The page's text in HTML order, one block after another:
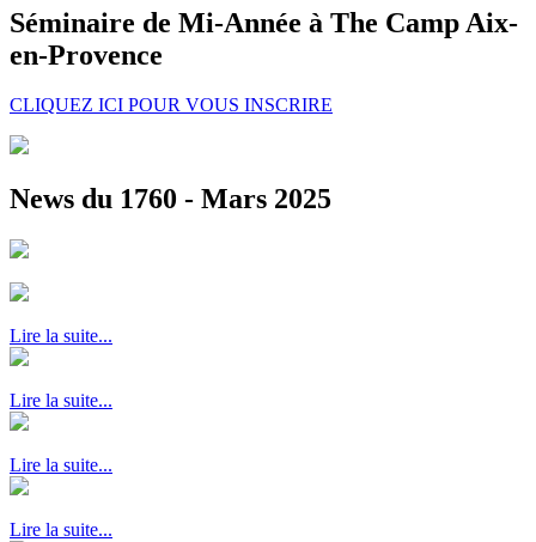
Séminaire de Mi-Année à The Camp Aix-
en-Provence
CLIQUEZ ICI POUR VOUS INSCRIRE
News du 1760 - Mars 2025
Lire la suite...
Lire la suite...
Lire la suite...
Lire la suite...